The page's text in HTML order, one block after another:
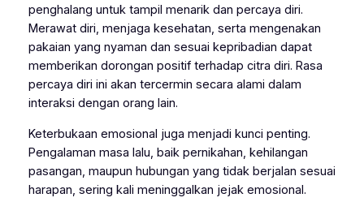
penghalang untuk tampil menarik dan percaya diri.
Merawat diri, menjaga kesehatan, serta mengenakan
pakaian yang nyaman dan sesuai kepribadian dapat
memberikan dorongan positif terhadap citra diri. Rasa
percaya diri ini akan tercermin secara alami dalam
interaksi dengan orang lain.
Keterbukaan emosional juga menjadi kunci penting.
Pengalaman masa lalu, baik pernikahan, kehilangan
pasangan, maupun hubungan yang tidak berjalan sesuai
harapan, sering kali meninggalkan jejak emosional.